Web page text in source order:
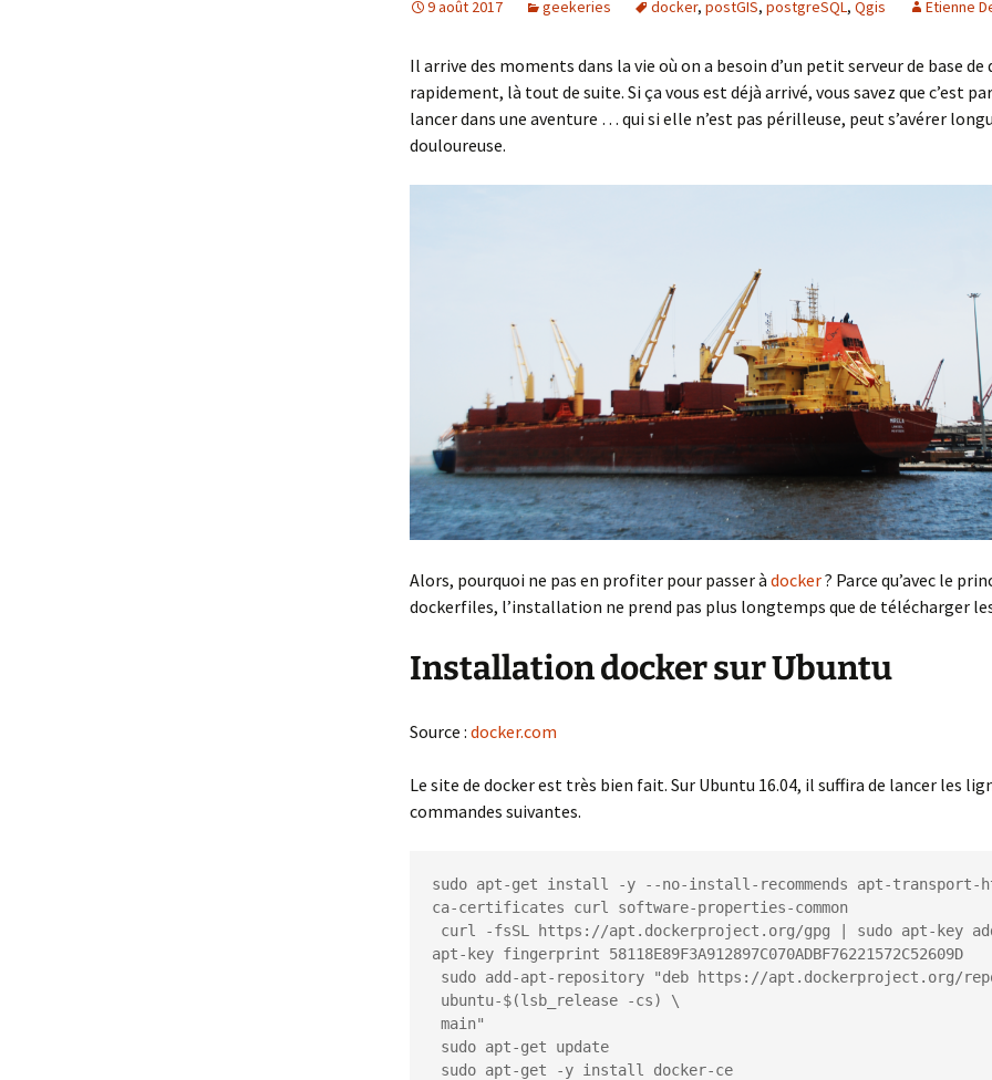
9 août 2017 geekeries docker, postGIS, postgreSQL, Qgis Etienne
Il arrive des moments dans la vie où on a besoin d’un petit serveur de base de
rapidement, là tout de suite. Si ça vous est déjà arrivé, vous savez que c’est
lancer dans une aventure … qui si elle n’est pas périlleuse, peut s’avérer
douloureuse.
Alors, pourquoi ne pas en profiter pour passer à docker? Parce qu’avec le
dockerfiles, l’installation ne prend pas plus longtemps que de télécharger
Installation docker sur Ubuntu
Source : docker.com
Le site de docker est très bien fait. Sur Ubuntu 16.04, il suffira de lancer les
commandes suivantes.
sudo apt-get install -y --no-install-recommends apt-transport-
ca-certificates curl software-properties-common
apt-key fingerprint 58118E89F3A912897C070ADBF76221572C52609D
sudo apt-get -y install docker-ce